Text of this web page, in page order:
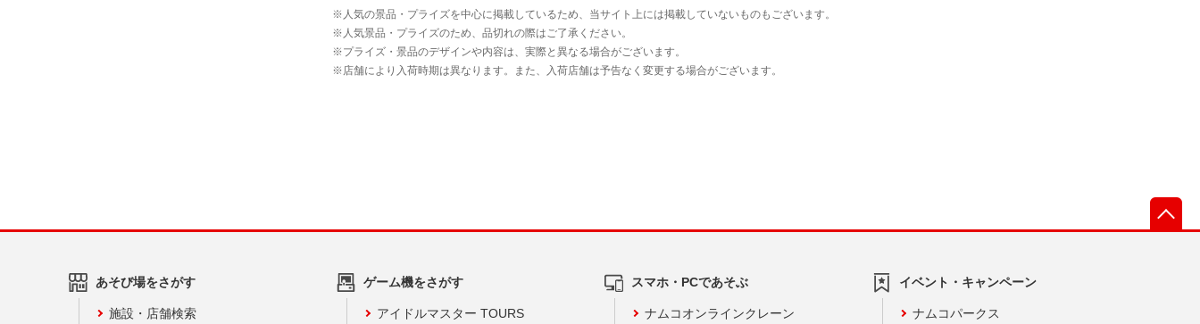
あそび場をさがす
施設・店舗検索
ゲーム機をさがす
アイドルマスター TOURS
スマホ・PCであそぶ
ナムコオンラインクレーン
イベント・キャンペーン
ナムコパークス